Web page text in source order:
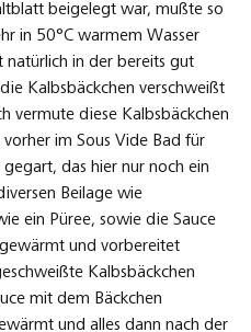
beigelegt war, mußte so
in 50°C warmem Wasser
in der bereits gut
Kalbsbäckchen verschweißt
vermute diese Kalbsbäckchen
im Sous Vide Bad für
das hier nur noch ein
Beilage wie
ein Püree, sowie die Sauce
und vorbereitet
Kalbsbäckchen
mit dem Bäckchen
und alles dann nach der